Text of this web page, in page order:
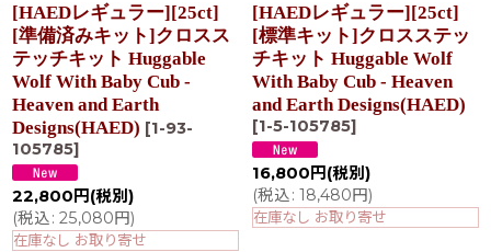
[HAEDレギュラー][25ct]
[準備済みキット]クロスス
テッチキット Huggable
Wolf With Baby Cub -
Heaven and Earth
Designs(HAED) [1-93-
105785]
22,800 円 (税別)
(税込: 25,080円)
在庫なし お取り寄せ
[HAEDレギュラー][25ct]
[標準キット]クロスステッ
チキット Huggable Wolf
With Baby Cub - Heaven
and Earth Designs(HAED)
[1-5-105785]
16,800 円 (税別)
(税込: 18,480円)
在庫なし お取り寄せ